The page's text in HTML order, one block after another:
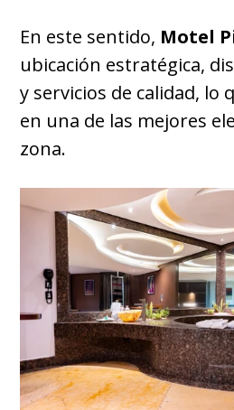
En este sentido, Motel
ubicación estratégica,
y servicios de calidad, lo
en una de las mejores
zona.